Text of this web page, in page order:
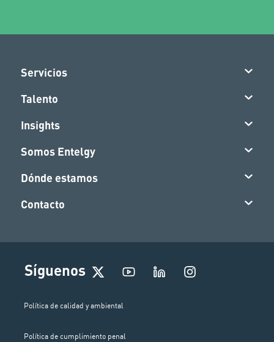
Servicios
Talento
Insights
Somos Entelgy
Dónde estamos
Contacto
Síguenos
I
n
Política de calidad y ambiental
Política de cumplimiento penal